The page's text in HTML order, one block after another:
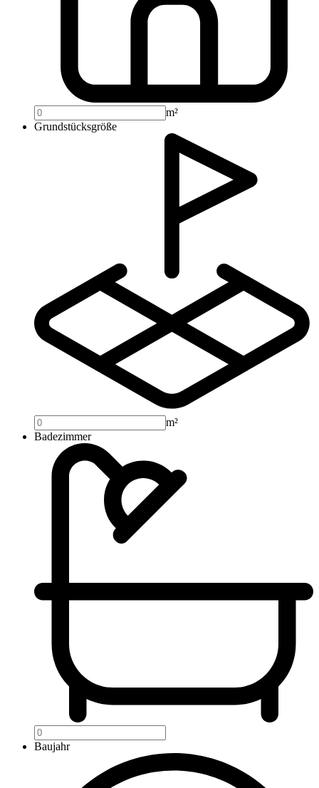
m²
Grundstücksgröße
m²
Badezimmer
Baujahr